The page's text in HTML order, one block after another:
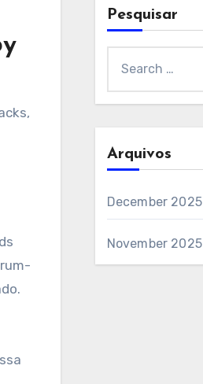
Pesquisar
for:
Arquivos
December 2025
November 2025